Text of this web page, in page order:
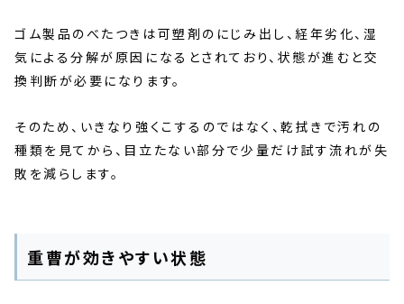
ゴム製品のべたつきは可塑剤のにじみ出し、経年劣化、湿
気による分解が原因になるとされており、状態が進むと交
換判断が必要になります。
そのため、いきなり強くこするのではなく、乾拭きで汚れの
種類を見てから、目立たない部分で少量だけ試す流れが失
敗を減らします。
重曹が効きやすい状態